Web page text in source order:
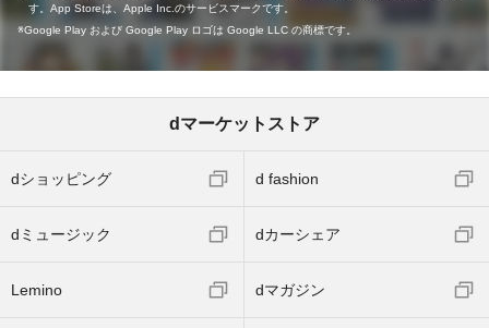
す。App Storeは、Apple Inc.のサービスマークです。
Google Play および Google Play ロゴは Google LLC の商標です。
dマーケットストア
dショッピング d fashion
dミュージック dカーシェア
Lemino dマガジン